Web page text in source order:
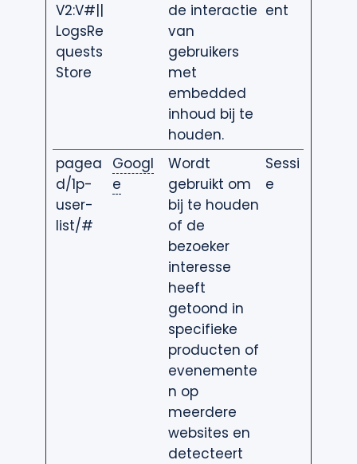
V2:V#||
LogsRe
quests
Store
de interactie
van
gebruikers
met
embedded
inhoud bij te
houden.
ent
pagea
d/1p-
user-
list/#
Googl
e
Wordt
gebruikt om
bij te houden
of de
bezoeker
interesse
heeft
getoond in
specifieke
producten of
evenemente
n op
meerdere
websites en
detecteert
Sessi
e